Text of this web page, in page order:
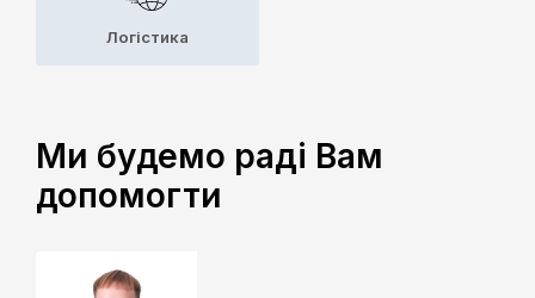
Логістика
Ми будемо раді Вам
допомогти